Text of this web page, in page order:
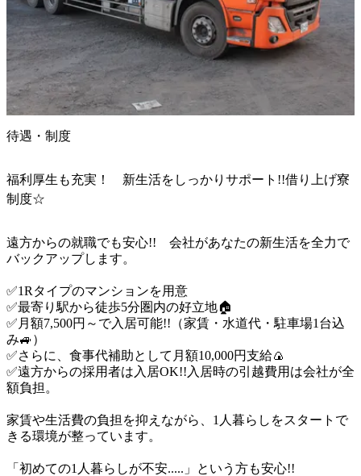
待遇・制度
福利厚生も充実！ 新生活をしっかりサポート!!借り上げ寮
制度☆
遠方からの就職でも安心!!　会社があなたの新生活を全力で
バックアップします。
✅1Rタイプのマンションを用意
✅最寄り駅から徒歩5分圏内の好立地🏠
✅月額7,500円～で入居可能!!（家賃・水道代・駐車場1台込
み🚙）
✅さらに、食事代補助として月額10,000円支給🍙
✅遠方からの採用者は入居OK!!入居時の引越費用は会社が全
額負担。
家賃や生活費の負担を抑えながら、1人暮らしをスタートで
きる環境が整っています。
「初めての1人暮らしが不安.....」という方も安心!!